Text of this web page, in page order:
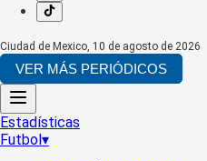
Ciudad de Mexico, 10 de agosto de 2026
VER MÁS PERIÓDICOS
Estadísticas
Futbol▾